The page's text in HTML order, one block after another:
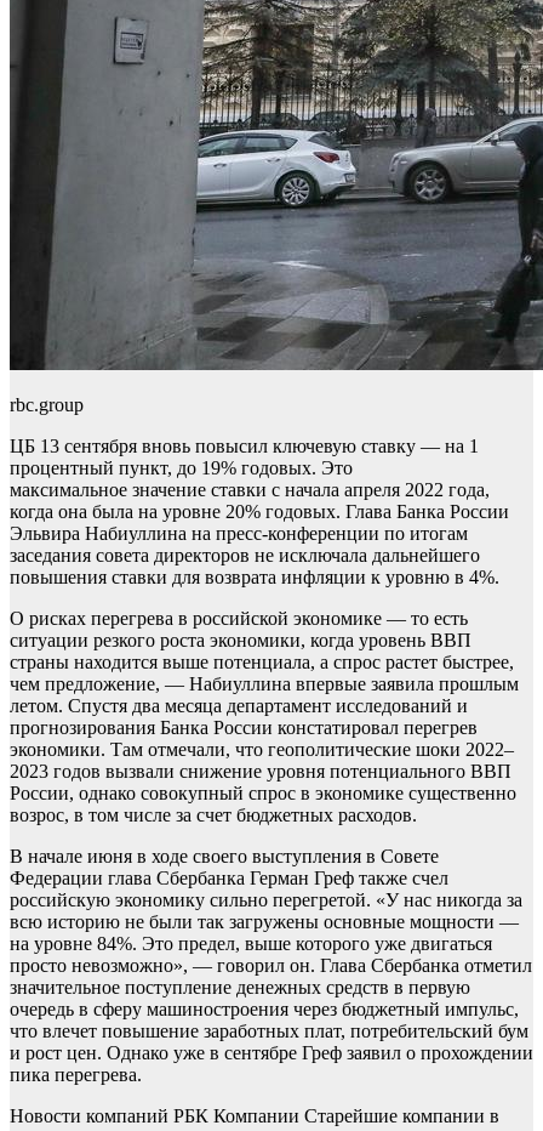
rbc.group
ЦБ 13 сентября вновь повысил ключевую ставку — на 1
процентный пункт, до 19% годовых. Это
максимальное значение ставки с начала апреля 2022 года,
когда она была на уровне 20% годовых. Глава Банка России
Эльвира Набиуллина на пресс-конференции по итогам
заседания совета директоров не исключала дальнейшего
повышения ставки для возврата инфляции к уровню в 4%.
О рисках перегрева в российской экономике — то есть
ситуации резкого роста экономики, когда уровень ВВП
страны находится выше потенциала, а спрос растет быстрее,
чем предложение, — Набиуллина впервые заявила прошлым
летом. Спустя два месяца департамент исследований и
прогнозирования Банка России констатировал перегрев
экономики. Там отмечали, что геополитические шоки 2022–
2023 годов вызвали снижение уровня потенциального ВВП
России, однако совокупный спрос в экономике существенно
возрос, в том числе за счет бюджетных расходов.
В начале июня в ходе своего выступления в Совете
Федерации глава Сбербанка Герман Греф также счел
российскую экономику сильно перегретой. «У нас никогда за
всю историю не были так загружены основные мощности —
на уровне 84%. Это предел, выше которого уже двигаться
просто невозможно», — говорил он. Глава Сбербанка отметил
значительное поступление денежных средств в первую
очередь в сферу машиностроения через бюджетный импульс,
что влечет повышение заработных плат, потребительский бум
и рост цен. Однако уже в сентябре Греф заявил о прохождении
пика перегрева.
Новости компаний РБК Компании Старейшие компании в